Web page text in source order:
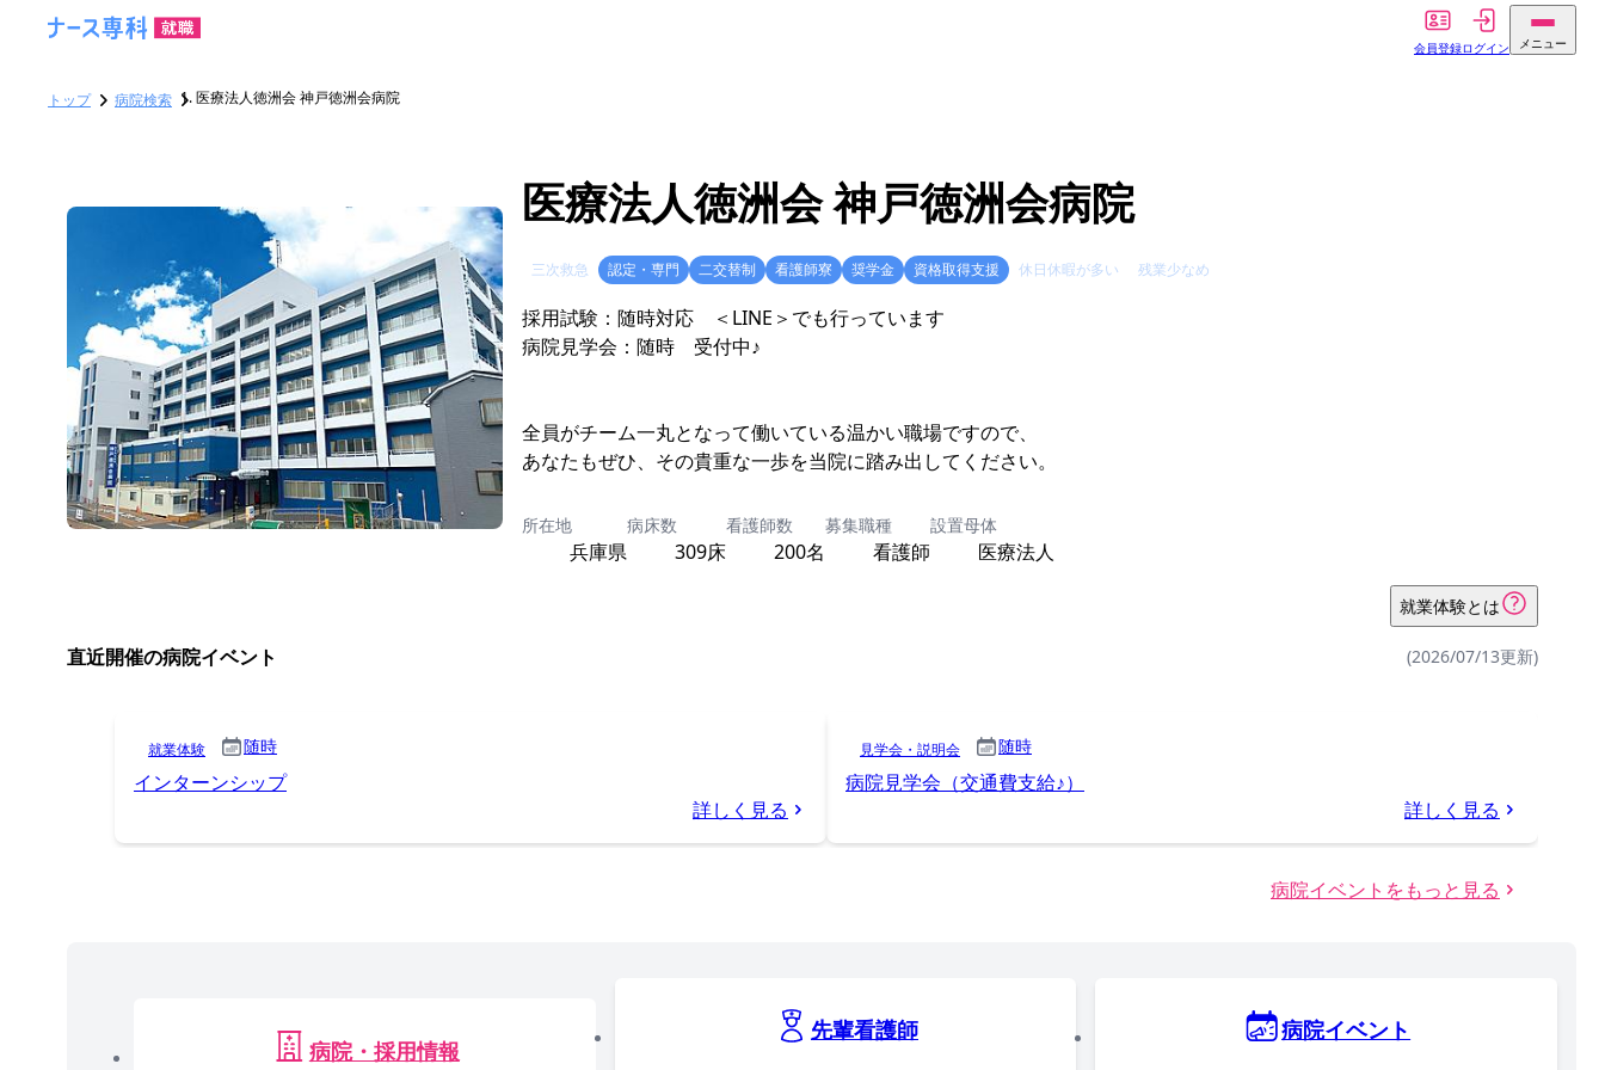
会員登録ログイン メニュー
トップ 病院検索 医療法人徳洲会 神戸徳洲会病院
医療法人徳洲会 神戸徳洲会病院
三次救急 認定・専門 二交替制 看護師寮 奨学金 資格取得支援 休日休暇が多い 残業少なめ
採用試験：随時対応 ＜LINE＞でも行っています
病院見学会：随時 受付中♪
全員がチーム一丸となって働いている温かい職場ですので、
あなたもぜひ、その貴重な一歩を当院に踏み出してください。
所在地
兵庫県
病床数
309床
看護師数
200名
募集職種
看護師
設置母体
医療法人
就業体験とは
直近開催の病院イベント (2026/07/13更新)
就業体験 随時
インターンシップ
詳しく見る
見学会・説明会 随時
病院見学会（交通費支給♪）
詳しく見る
病院イベントをもっと見る
病院・採用情報
先輩看護師 病院イベント